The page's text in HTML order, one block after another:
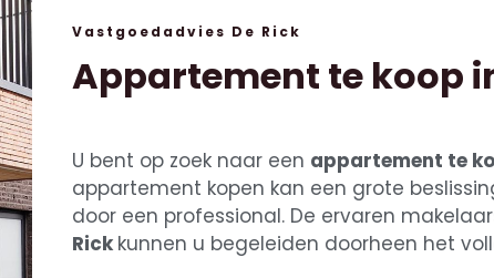
Vastgoedadvies De Rick
Appartement te koop
U bent op zoek naar een appartement te
appartement kopen kan een grote
door een professional. De ervaren
Rick kunnen u begeleiden doorheen het